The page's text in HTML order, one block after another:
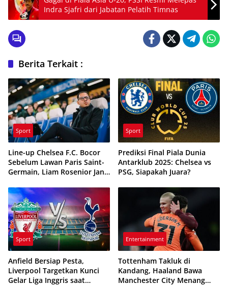
Indra Sjafri dari Jabatan Pelatih Timnas
Berita Terkait :
Sport
Line-up Chelsea F.C. Bocor
Sebelum Lawan Paris Saint-
Germain, Liam Rosenior Janji
Sport
Prediksi Final Piala Dunia
Antarklub 2025: Chelsea vs
PSG, Siapakah Juara?
Sport
Anfield Bersiap Pesta,
Liverpool Targetkan Kunci
Gelar Liga Inggris saat
Entertainment
Tottenham Takluk di
Kandang, Haaland Bawa
Manchester City Menang